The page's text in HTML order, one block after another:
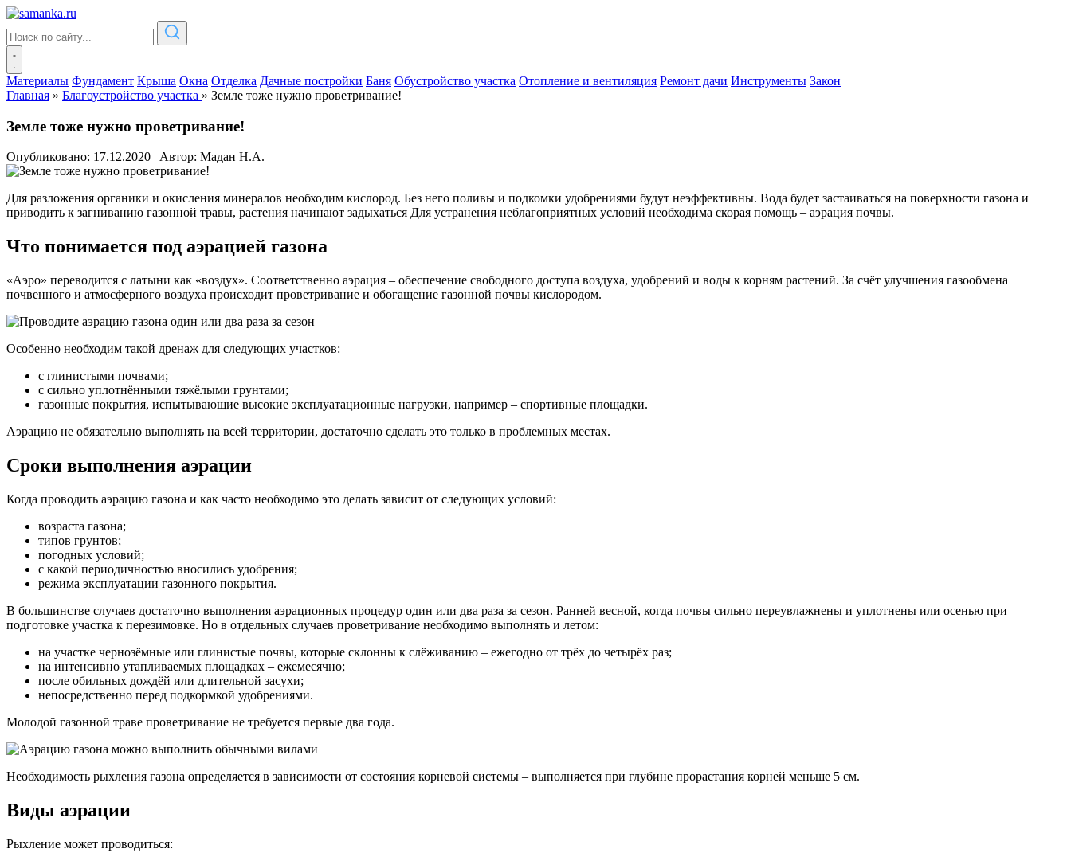
Материалы Фундамент Крыша Окна Отделка Дачные постройки Баня Обустройство участка Отопление и вентиляция Ремонт дачи Инструменты Закон
Главная » Благоустройство участка » Земле тоже нужно проветривание!
Земле тоже нужно проветривание!
Опубликовано: 17.12.2020 | Автор: Мадан Н.А.
Для разложения органики и окисления минералов необходим кислород. Без него поливы и подкомки удобрениями будут неэффективны. Вода будет застаиваться на поверхности газона и
приводить к загниванию газонной травы, растения начинают задыхаться Для устранения неблагоприятных условий необходима скорая помощь – аэрация почвы.
Что понимается под аэрацией газона
«Аэро» переводится с латыни как «воздух». Соответственно аэрация – обеспечение свободного доступа воздуха, удобрений и воды к корням растений. За счёт улучшения газообмена
почвенного и атмосферного воздуха происходит проветривание и обогащение газонной почвы кислородом.
Особенно необходим такой дренаж для следующих участков:
с глинистыми почвами;
с сильно уплотнёнными тяжёлыми грунтами;
газонные покрытия, испытывающие высокие эксплуатационные нагрузки, например – спортивные площадки.
Аэрацию не обязательно выполнять на всей территории, достаточно сделать это только в проблемных местах.
Сроки выполнения аэрации
Когда проводить аэрацию газона и как часто необходимо это делать зависит от следующих условий:
возраста газона;
типов грунтов;
погодных условий;
с какой периодичностью вносились удобрения;
режима эксплуатации газонного покрытия.
В большинстве случаев достаточно выполнения аэрационных процедур один или два раза за сезон. Ранней весной, когда почвы сильно переувлажнены и уплотнены или осенью при
подготовке участка к перезимовке. Но в отдельных случаев проветривание необходимо выполнять и летом:
на участке чернозёмные или глинистые почвы, которые склонны к слёживанию – ежегодно от трёх до четырёх раз;
на интенсивно утапливаемых площадках – ежемесячно;
после обильных дождёй или длительной засухи;
непосредственно перед подкормкой удобрениями.
Молодой газонной траве проветривание не требуется первые два года.
Необходимость рыхления газона определяется в зависимости от состояния корневой системы – выполняется при глубине прорастания корней меньше 5 см.
Виды аэрации
Рыхление может проводиться: